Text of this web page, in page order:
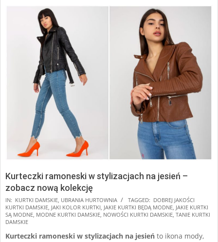
Kurteczki ramoneski w stylizacjach na jesień –
zobacz nową kolekcję
2024-
08-
28
IN: KURTKI DAMSKIE UBRANIA HURTOWNIA TAGGED: DOBREJ JAKOŚCI
KURTKI DAMSKIE JAKI KOLOR KURTKI JAKIE KURTKI BĘDĄ MODNE JAKIE KURTKI
SĄ MODNE MODNE KURTKI DAMSKIE NOWOŚCI KURTKI DAMSKIE TANIE KURTKI
DAMSKIE
Kurteczki ramoneski w stylizacjach na jesień to ikona mody,